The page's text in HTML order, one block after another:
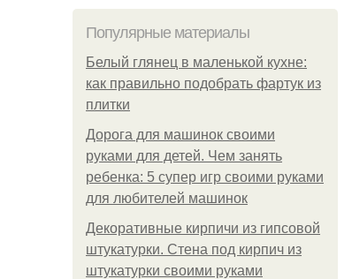
Популярные материалы
Белый глянец в маленькой кухне:
как правильно подобрать фартук из
плитки
Дорога для машинок своими
руками для детей. Чем занять
ребенка: 5 супер игр своими руками
для любителей машинок
Декоративные кирпичи из гипсовой
штукатурки. Стена под кирпич из
штукатурки своими руками